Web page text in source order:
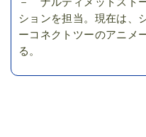
ションを担当。現在は、
ーコネクトツーのアニメ
る。